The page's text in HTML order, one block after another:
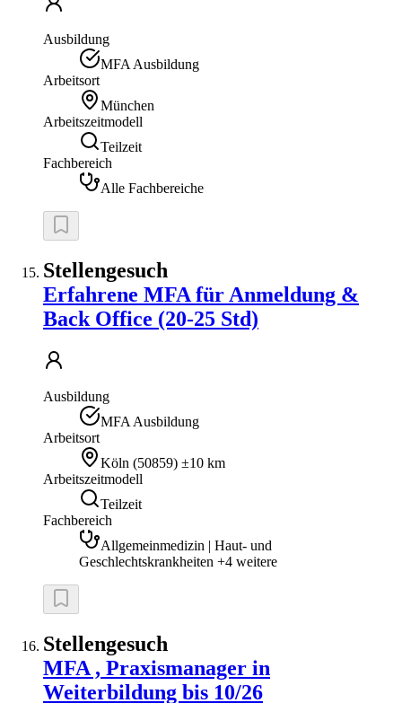
Ausbildung
MFA Ausbildung
Arbeitsort
München
Arbeitszeitmodell
Teilzeit
Fachbereich
Alle Fachbereiche
Stellengesuch
Erfahrene MFA für Anmeldung &
Back Office (20-25 Std)
Ausbildung
MFA Ausbildung
Arbeitsort
Köln (50859) ±10 km
Arbeitszeitmodell
Teilzeit
Fachbereich
Allgemeinmedizin | Haut- und
Geschlechtskrankheiten +4 weitere
Stellengesuch
MFA , Praxismanager in
Weiterbildung bis 10/26